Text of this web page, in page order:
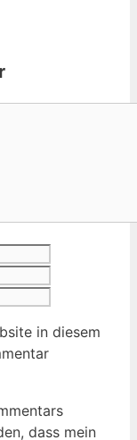
in diesem
dass mein